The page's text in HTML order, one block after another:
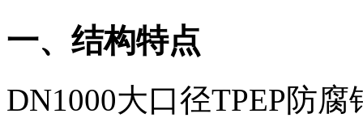
一、结构特点
DN1000大口径TPEP防